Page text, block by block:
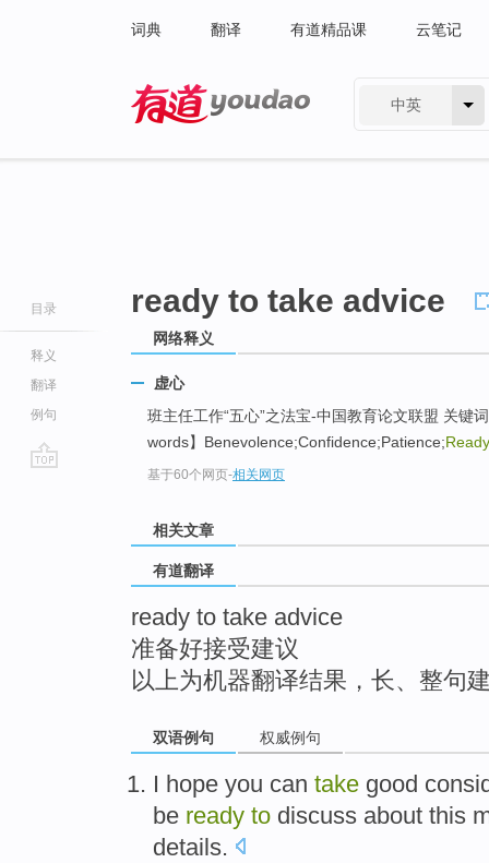
词典 翻译 有道精品课 云笔记
中英
目录
释义
翻译
例句
ready to take advice
网络释义
虚心
班主任工作“五心”之法宝-中国教育论文联盟 关键
words】Benevolence;Confidence;Patience;
基于60个网页-相关网页
相关文章
有道翻译
ready to take advice
准备好接受建议
以上为机器翻译结果，长、整句
双语例句 权威例句
I hope you can take good
be ready to discuss about this
details.